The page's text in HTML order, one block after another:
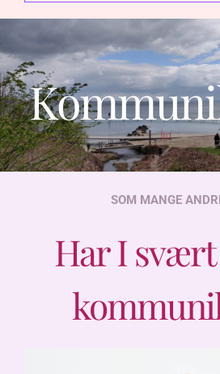
SOM MANGE
Har I svært